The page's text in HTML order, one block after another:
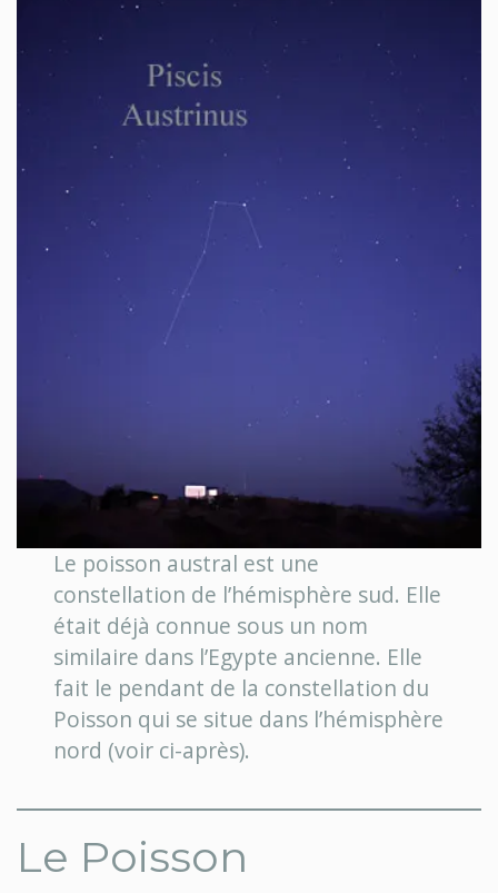
Le poisson austral est une
constellation de l’hémisphère sud. Elle
était déjà connue sous un nom
similaire dans l’Egypte ancienne. Elle
fait le pendant de la constellation du
Poisson qui se situe dans l’hémisphère
nord (voir ci-après).
Le Poisson